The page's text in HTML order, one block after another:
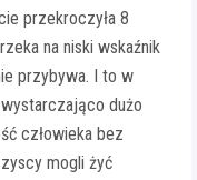
przekroczyła 8
na niski wskaźnik
przybywa. I to w
dużo
człowieka bez
mogli żyć